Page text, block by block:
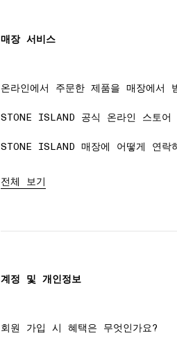
매장 서비스
온라인에서 주문한 제품을 매장에서
STONE ISLAND 공식 온라인 스토
STONE ISLAND 매장에 어떻게 연락
전체 보기
계정 및 개인정보
회원 가입 시 혜택은 무엇인가요?